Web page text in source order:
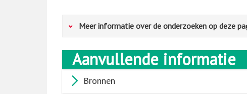
Meer informatie over de onderzoeken op deze
Mbo-studenten
De Mbo-Middelenmonitor
Aanvullende informatie
Bronnen